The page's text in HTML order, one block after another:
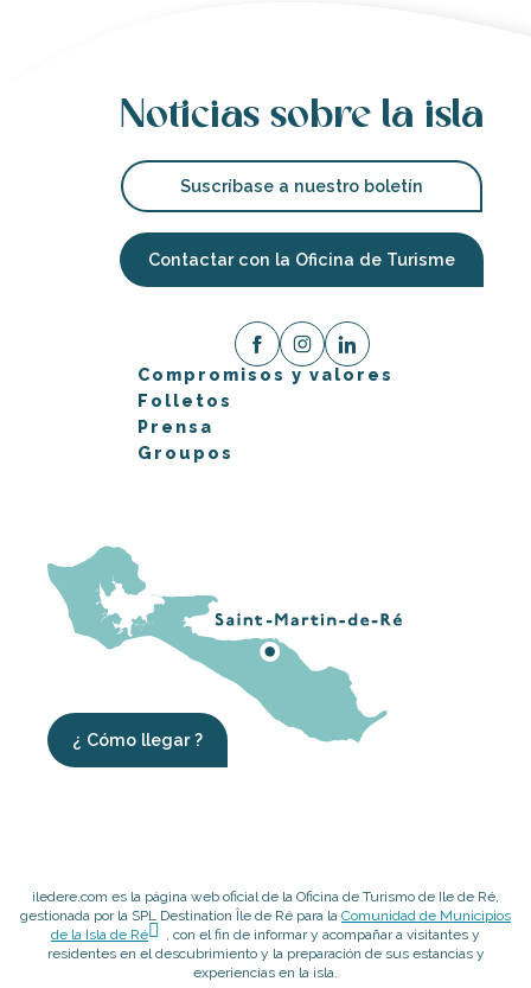
Noticias sobre la isla
Suscríbase a nuestro boletín
Contactar con la Oficina de Turisme
Compromisos y valores
Folletos
Prensa
Groupos
¿ Cómo llegar ?
iledere.com es la página web oficial de la Oficina de Turismo de Ile de Ré,
gestionada por la SPL Destination Île de Ré para la Comunidad de Municipios
de la Isla de Ré
, con el fin de informar y acompañar a visitantes y
residentes en el descubrimiento y la preparación de sus estancias y
experiencias en la isla.